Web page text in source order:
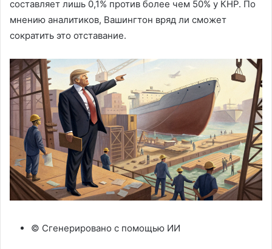
составляет лишь 0,1% против более чем 50% у КНР. По
мнению аналитиков, Вашингтон вряд ли сможет
сократить это отставание.
© Сгенерировано с помощью ИИ